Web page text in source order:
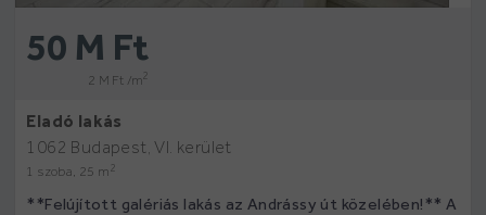
50 M Ft
2 M Ft /m2
Eladó lakás
1062 Budapest, VI. kerület
1 szoba, 25 m 2
**Felújított galériás lakás az Andrássy út közelében!** A